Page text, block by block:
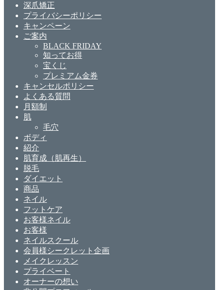
深爪矯正
プライバシーポリシー
キャンペーン
ご案内
BLACK FRIDAY
知ってお得
宝くじ
プレミアム金券
キャンセルポリシー
よくある質問
月額制
肌
毛穴
ボディ
紹介
肌育成（肌再生）
脱毛
ダイエット
商品
ネイル
フットケア
お客様ネイル
お客様
ネイルスクール
会員様シークレット企画
メイクレッスン
プライベート
オーナーの想い